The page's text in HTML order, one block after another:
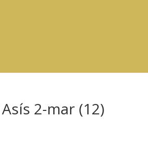
2-mar (12)